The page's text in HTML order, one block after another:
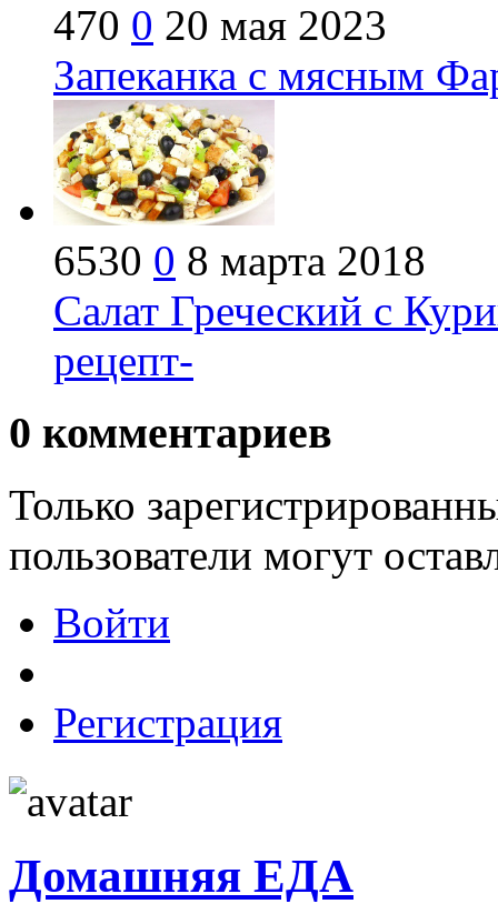
470 0 20 мая 2023
Запеканка с мясным
6530 0 8 марта 2018
Салат Греческий с
рецепт-
0 комментариев
Только
пользователи могут
Войти
Регистрация
Домашняя ЕДА